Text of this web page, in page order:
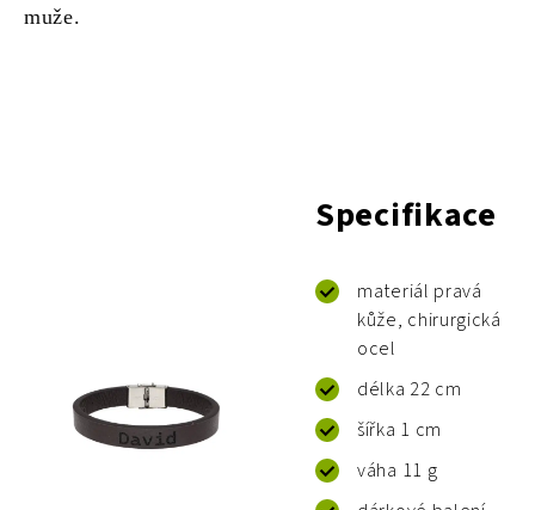
muže.
Specifikace
materiál pravá
kůže, chirurgická
ocel
délka 22 cm
šířka 1 cm
váha 11 g